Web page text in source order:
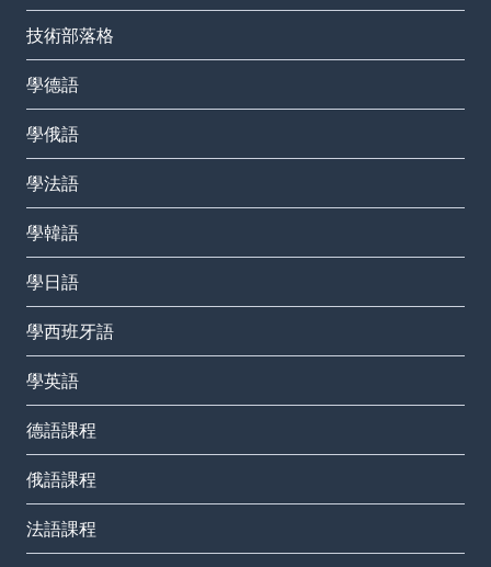
技術部落格
學德語
學俄語
學法語
學韓語
學日語
學西班牙語
學英語
德語課程
俄語課程
法語課程